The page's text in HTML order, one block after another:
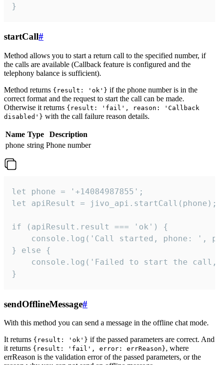
}
startCall#
Method allows you to start a return call to the specified number, if
the calls are available (Callback feature is configured and the
telephony balance is sufficient).
Method returns {result: 'ok'} if the phone number is in the
correct format and the request to start the call can be made.
Otherwise it returns {result: 'fail', reason: 'Callback
disabled'} with the call failure reason details.
Name Type
Description
phone string Phone number
let phone = '+14084987855';
let apiResult = jivo_api.startCall(phone);
if (apiResult.result === 'ok') {
console.log('Call started, phone: ',
} else {
console.log('Failed to start the
}
sendOfflineMessage#
With this method you can send a message in the offline chat mode.
It returns {result: 'ok'} if the passed parameters are correct. And
it returns {result: 'fail', error: errReason}, where
errReason is the validation error of the passed parameters, or the